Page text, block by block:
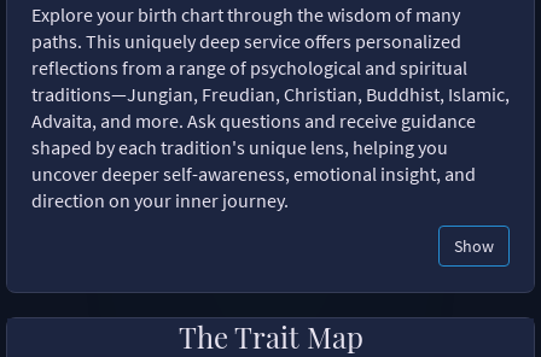
Explore your birth chart through the wisdom of many
paths. This uniquely deep service offers personalized
reflections from a range of psychological and spiritual
traditions—Jungian, Freudian, Christian, Buddhist, Islamic,
Advaita, and more. Ask questions and receive guidance
shaped by each tradition's unique lens, helping you
uncover deeper self-awareness, emotional insight, and
direction on your inner journey.
Show
The Trait Map